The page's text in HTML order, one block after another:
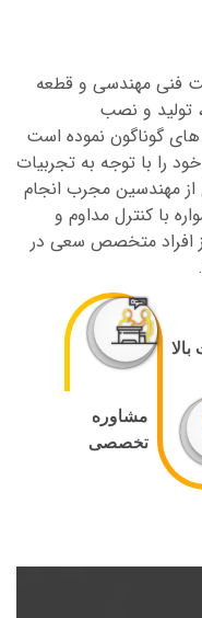
فنی مهندسی و قطعه
تولید و نصب
گوناگون نموده است
را با توجه به تجربیات
مهندسین مجرب انجام
با کنترل مداوم و
افراد متخصص سعی در
مشاوره
تخصصی